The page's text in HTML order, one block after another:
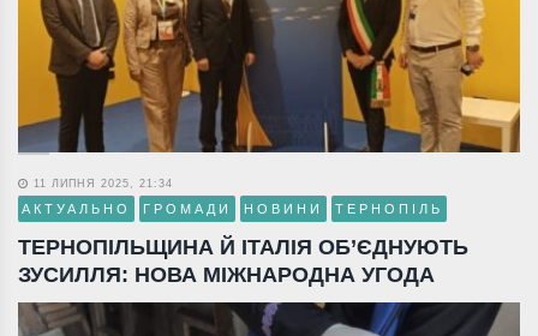
11 ЛИПНЯ 2025, 21:34
АКТУАЛЬНО ГРОМАДИ НОВИНИ ТЕРНОПІЛЬ
ТЕРНОПІЛЬЩИНА Й ІТАЛІЯ ОБ’ЄДНУЮТЬ
ЗУСИЛЛЯ: НОВА МІЖНАРОДНА УГОДА